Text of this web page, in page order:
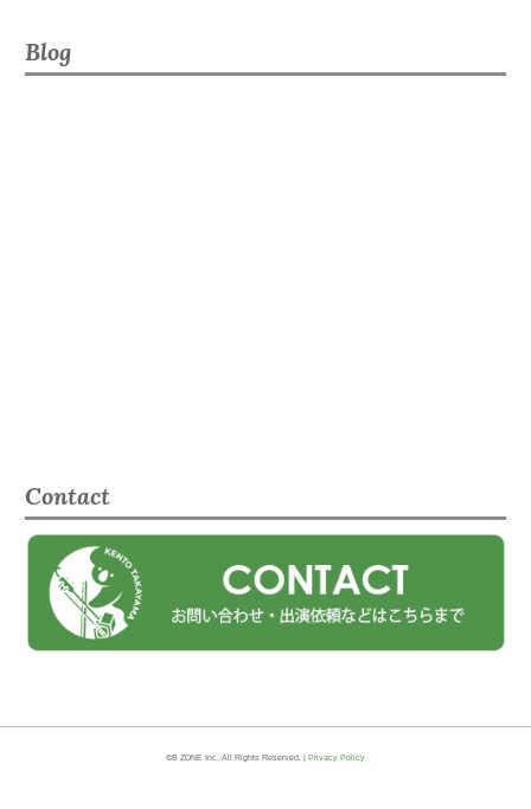
Blog
Contact
©B ZONE Inc. All Rights Reserved. | Privacy Policy